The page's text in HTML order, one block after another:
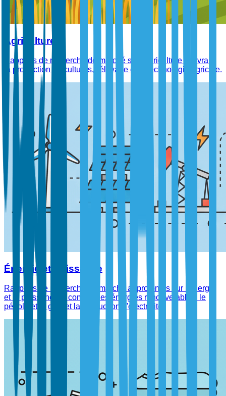
Agriculture
Rapports de recherche de marché sur l'agriculture couvrant
la production de cultures, l'élevage et la technologie agricole.
Énergie et Puissance
Rapports de recherche de marché approfondis sur l'énergie
et la puissance, y compris les énergies renouvelables, le
pétrole et le gaz, et la production d'électricité.